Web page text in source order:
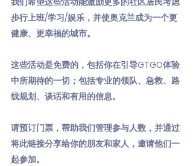
步行上班/学习/娱乐，并使奥克兰成为一个更
健康、更幸福的城市。
这些活动是免费的，包括你在引导GTGO体验
中所期待的一切；包括专业的领队、急救、路
线规划、谈话和有用的信息。
请预订门票，帮助我们管理参与人数，并通过
将此链接分享给你的朋友和家人，邀请他们一
起参加。